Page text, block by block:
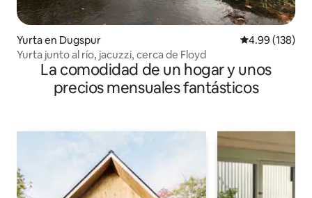
Yurta en Dugspur Calificación
4.99 (138)
Yurta junto al río, jacuzzi, cerca de Floyd
La comodidad de un hogar y unos
precios mensuales fantásticos